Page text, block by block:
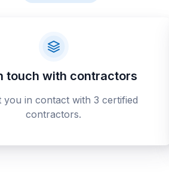
touch with contractors
you in contact with 3 certified
contractors.